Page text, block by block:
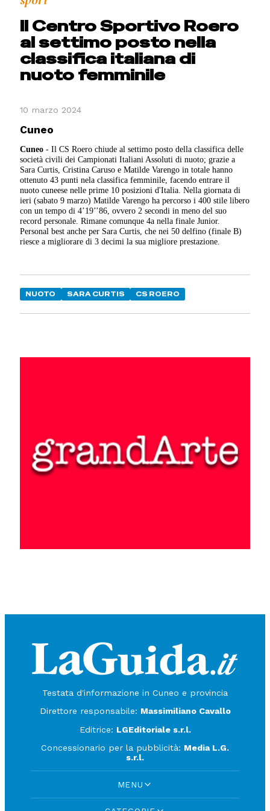
Il Centro Sportivo Roero
al settimo posto nella
classifica italiana di
nuoto femminile
10 marzo 2024
Cuneo
Cuneo - Il CS Roero chiude al settimo posto della classifica delle
società civili dei Campionati Italiani Assoluti di nuoto; grazie a
Sara Curtis, Cristina Caruso e Matilde Varengo in totale hanno
ottenuto 43 punti nela classifica femminile, facendo entrare il
nuoto cuneese nelle prime 10 posizioni d'Italia. Nella giornata di
ieri (sabato 9 marzo) Matilde Varengo ha percorso i 400 stile libero
con un tempo di 4’19’’86, ovvero 2 secondi in meno del suo
record personale. Rimane comunque 4a nella finale Junior.
Personal best anche per Sara Curtis, che nei 50 delfino (finale B)
riesce a migliorare di 3 decimi la sua migliore prestazione.
NUOTO SARA CURTIS CS ROERO
Testata d'informazione in Cuneo e provincia
Direttore responsabile: Massimiliano Cavallo
Editrice: LGEditoriale s.r.l.
Concessionario per la pubblicità: Media L.G.
s.r.l.
MENU